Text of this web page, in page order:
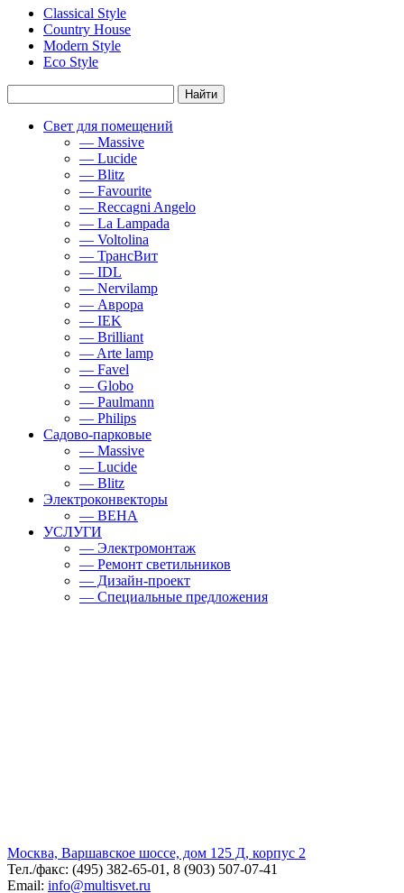
Classical Style
Country House
Modern Style
Eco Style
Свет для помещений
— Massive
— Lucide
— Blitz
— Favourite
— Reccagni Angelo
— La Lampada
— Voltolina
— ТрансВит
— IDL
— Nervilamp
— Аврора
— IEK
— Brilliant
— Arte lamp
— Favel
— Globo
— Paulmann
— Philips
Садово-парковые
— Massive
— Lucide
— Blitz
Электроконвекторы
— BEHA
УСЛУГИ
— Электромонтаж
— Ремонт светильников
— Дизайн-проект
— Специальные предложения
Москва, Варшавское шоссе, дом 125 Д, корпус 2
Тел./факс: (495) 382-65-01, 8 (903) 507-07-41
Email: info@multisvet.ru